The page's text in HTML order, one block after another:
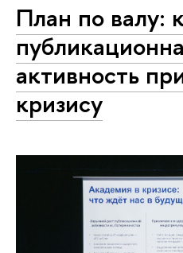
План по валу:
активность
кризису